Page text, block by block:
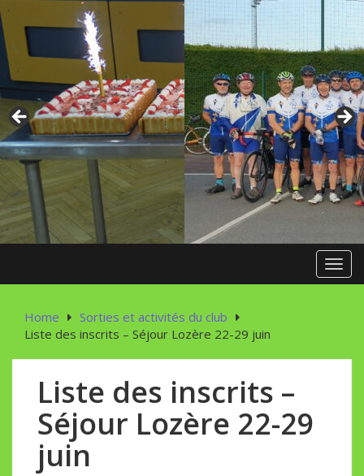
to
content
Home
Sorties et activités du club
Liste des inscrits – Séjour Lozère 22-29 juin
Liste des inscrits –
Séjour Lozère 22-29
juin